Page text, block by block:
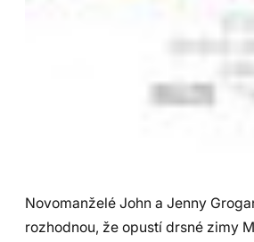
Novomanželé John a Jenny
rozhodnou, že opustí drsné zimy